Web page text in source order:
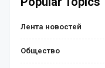
Лента новостей
Общество